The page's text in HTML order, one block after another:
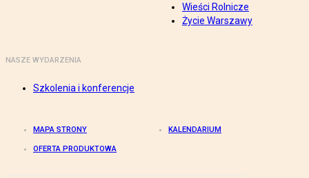
Wieści Rolnicze
Życie Warszawy
NASZE WYDARZENIA
Szkolenia i konferencje
MAPA STRONY KALENDARIUM
OFERTA PRODUKTOWA